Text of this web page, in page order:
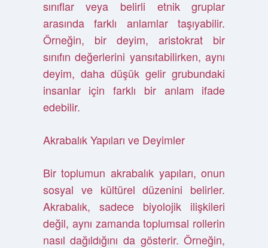
sınıflar veya belirli etnik gruplar
arasında farklı anlamlar taşıyabilir.
Örneğin, bir deyim, aristokrat bir
sınıfın değerlerini yansıtabilirken, aynı
deyim, daha düşük gelir grubundaki
insanlar için farklı bir anlam ifade
edebilir.
Akrabalık Yapıları ve Deyimler
Bir toplumun akrabalık yapıları, onun
sosyal ve kültürel düzenini belirler.
Akrabalık, sadece biyolojik ilişkileri
değil, aynı zamanda toplumsal rollerin
nasıl dağıldığını da gösterir. Örneğin,